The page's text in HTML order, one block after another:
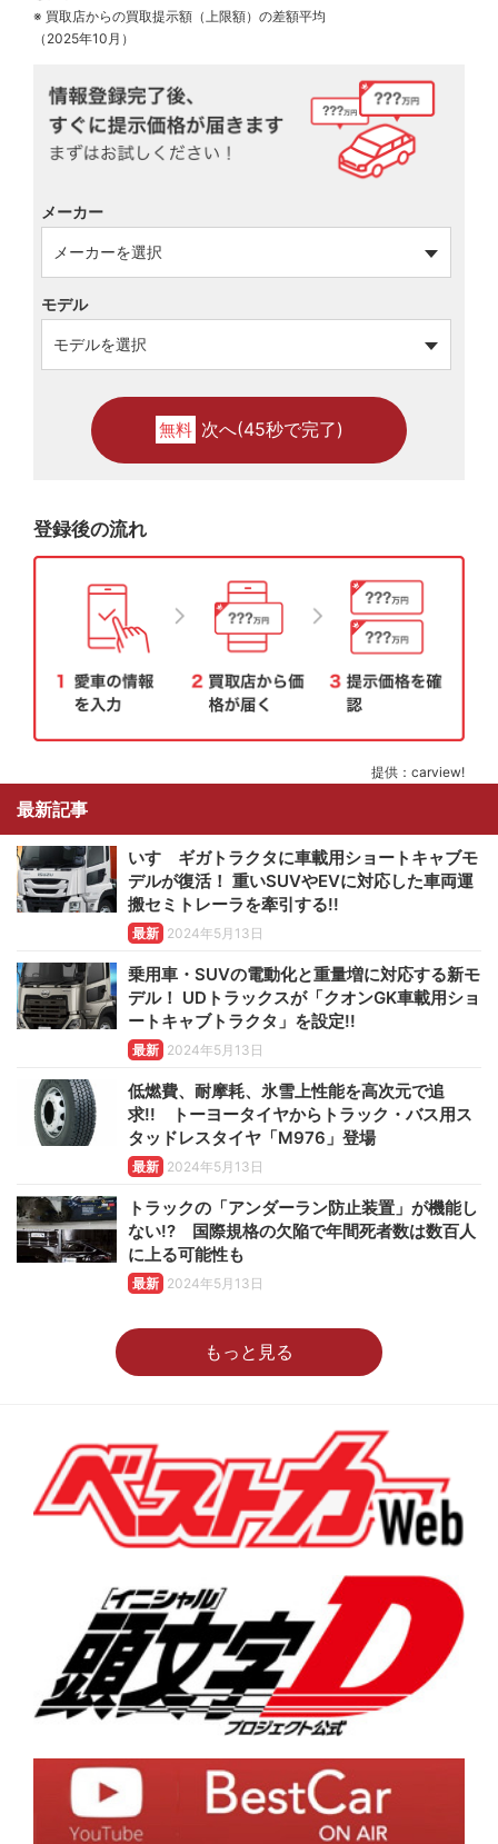
※ 買取店からの買取提示額（上限額）の差額平均
（2025年10月）
メーカー
モデル
無料 次へ(45秒で完了)
登録後の流れ
提供：carview!
最新記事
いすゞギガトラクタに車載用ショートキャブモ
デルが復活！ 重いSUVやEVに対応した車両運
搬セミトレーラを牽引する!!
最新 2024年5月13日
乗用車・SUVの電動化と重量増に対応する新モ
デル！ UDトラックスが「クオンGK車載用ショ
ートキャブトラクタ」を設定!!
最新 2024年5月13日
低燃費、耐摩耗、氷雪上性能を高次元で追
求!! トーヨータイヤからトラック・バス用ス
タッドレスタイヤ「M976」登場
最新 2024年5月13日
トラックの「アンダーラン防止装置」が機能し
ない!? 国際規格の欠陥で年間死者数は数百人
に上る可能性も
最新 2024年5月13日
もっと見る